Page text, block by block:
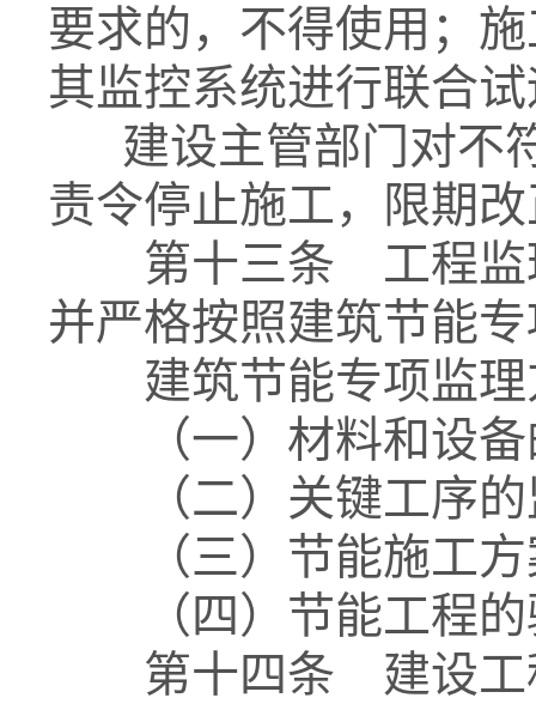
要求的，不得使用；
其监控系统进行联合
建设主管部门对不
责令停止施工，限期
第十三条 工程监理
并严格按照建筑节能
建筑节能专项监理
（一）材料和设备
（二）关键工序的
（三）节能施工方
（四）节能工程的
第十四条 建设工程